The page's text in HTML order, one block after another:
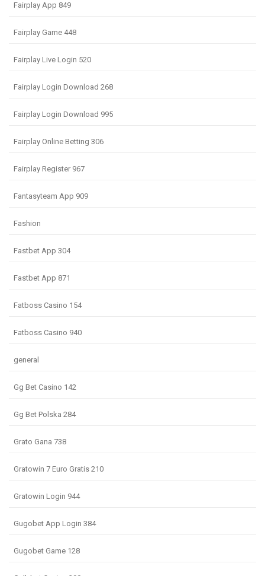
Fairplay App 849
Fairplay Game 448
Fairplay Live Login 520
Fairplay Login Download 268
Fairplay Login Download 995
Fairplay Online Betting 306
Fairplay Register 967
Fantasyteam App 909
Fashion
Fastbet App 304
Fastbet App 871
Fatboss Casino 154
Fatboss Casino 940
general
Gg Bet Casino 142
Gg Bet Polska 284
Grato Gana 738
Gratowin 7 Euro Gratis 210
Gratowin Login 944
Gugobet App Login 384
Gugobet Game 128